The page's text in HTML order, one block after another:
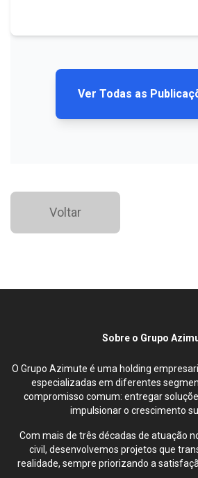
Ver Todas as
Voltar
Sobre o Grupo
O Grupo Azimute é uma holding
especializadas em diferentes
compromisso comum: entregar
impulsionar o crescimento
Com mais de três décadas de atuação
civil, desenvolvemos projetos que
realidade, sempre priorizando a